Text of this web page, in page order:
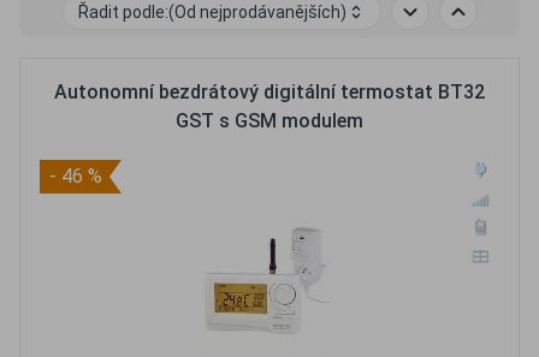
Řadit podle:(Od nejprodávanějších)
Autonomní bezdrátový digitální termostat BT32
GST s GSM modulem
- 46 %